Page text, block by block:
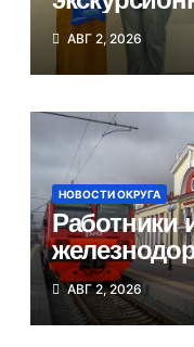
одержала
Татарска
АВГ 2, 2026
НОВОСТИ ОКРУГА
Работники
АВГ 2, 2026